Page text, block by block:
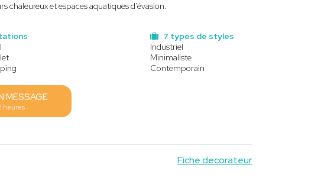
chaleureux et espaces aquatiques d'évasion.
7 types de styles
Industriel
Minimaliste
Contemporain
MESSAGE
heures
Fiche decorateur